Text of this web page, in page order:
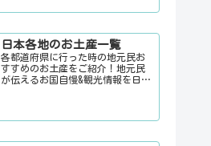
用下さい。
日本各地のお土産一覧
各都道府県に行った時の地元民お
すすめのお土産をご紹介！地元民
が伝えるお国自慢&観光情報を日々
さい。